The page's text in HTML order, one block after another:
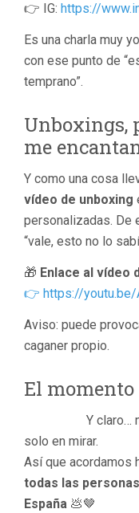
👉 IG: https://
Es una charla muy
con ese punto de
temprano”.
Unboxings,
me
Y como una cosa
vídeo de unboxing
personalizadas. De
“vale, esto no lo
🎁 Enlace al vídeo
👉 https://youtu.be/
Aviso: puede
caganer propio.
El momento
Y claro…
solo en mirar.
Así que acordamos
todas las
España 💩🤎